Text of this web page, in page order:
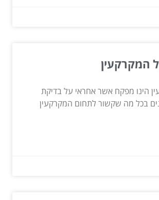
המקרקעין
הינו מפקח אשר אחראי על בדיקת
בכל מה שקשור לתחום המקרקעין